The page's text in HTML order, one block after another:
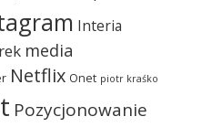
Interia
media
Netflix Onet piotr kraśko
Pozycjonowanie